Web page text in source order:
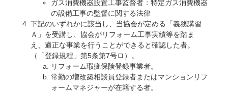
ガス消費機器設置工事監督者：特定ガス消費機器
の設備工事の監督に関する法律
下記のいずれかに該当し、当協会が定める「義務講習
Ａ」を受講し、協会がリフォーム工事実績等を踏ま
え、適正な事業を行うことができると確認した者。
（「登録規程」第5条第7号ロ）。
リフォーム瑕疵保険登録事業者。
常勤の増改築相談員登録者またはマンションリフ
ォームマネジャーが在籍する者。